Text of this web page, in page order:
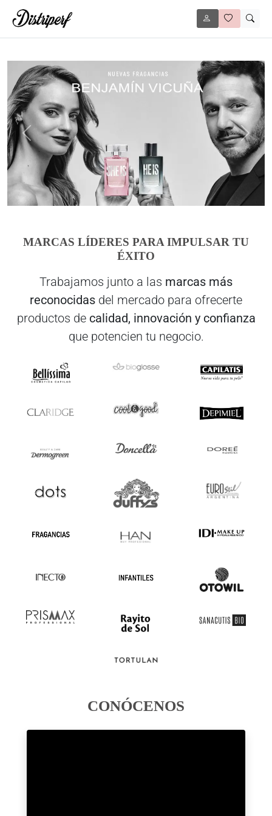
Anterior
MARCAS LÍDERES PARA IMPULSAR TU
ÉXITO
Trabajamos junto a las marcas más
reconocidas del mercado para ofrecerte
productos de calidad, innovación y confianza
que potencien tu negocio.
CONÓCENOS